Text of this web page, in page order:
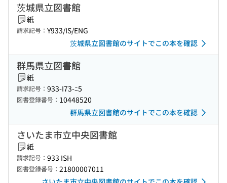
茨城県立図書館
紙
請求記号： Y933/IS/ENG
茨城県立図書館のサイトでこの本を確認
群馬県立図書館
紙
請求記号： 933-I73-ﾆ5
図書登録番号： 10448520
群馬県立図書館のサイトでこの本を確認
さいたま市立中央図書館
紙
請求記号： 933 ISH
図書登録番号： 21800007011